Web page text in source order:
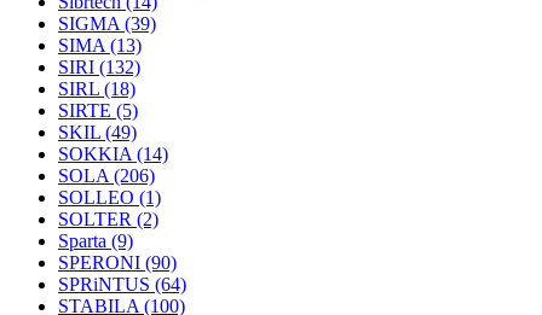
SIGMA (39)
SIMA (13)
SIRI (132)
SIRL (18)
SIRTE (5)
SKIL (49)
SOKKIA (14)
SOLA (206)
SOLLEO (1)
SOLTER (2)
Sparta (9)
SPERONI (90)
SPRiNTUS (64)
STABILA (100)